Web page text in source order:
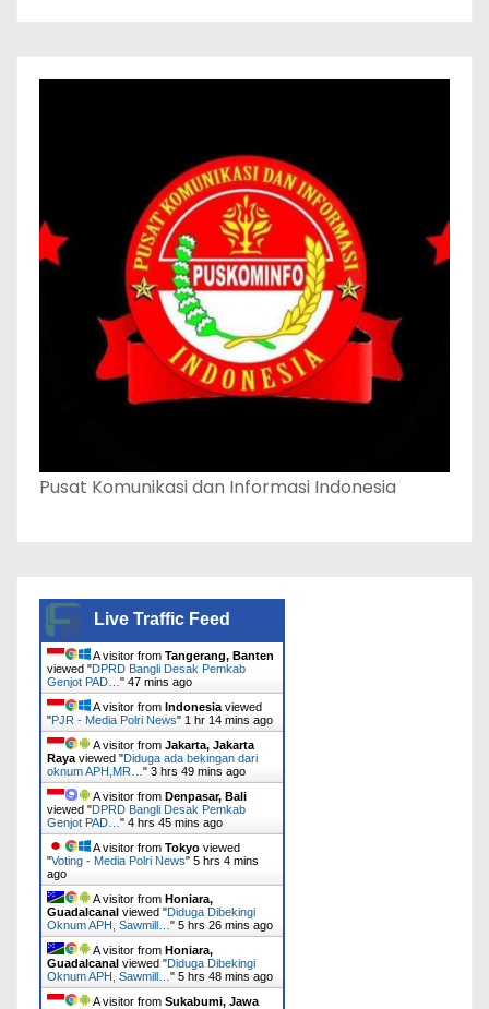
Pusat Komunikasi dan Informasi Indonesia
Live Traffic Feed
A visitor from Tangerang, Banten
viewed "DPRD Bangli Desak Pemkab
Genjot PAD… " 47 mins ago
A visitor from Indonesia viewed
"PJR - Media Polri News" 1 hr 14 mins ago
A visitor from Jakarta, Jakarta
Raya viewed "Diduga ada bekingan dari
oknum APH,MR… " 3 hrs 49 mins ago
A visitor from Denpasar, Bali
viewed "DPRD Bangli Desak Pemkab
Genjot PAD… " 4 hrs 45 mins ago
A visitor from Tokyo viewed
"Voting - Media Polri News" 5 hrs 4 mins
ago
A visitor from Honiara,
Guadalcanal viewed "Diduga Dibekingi
Oknum APH, Sawmill… " 5 hrs 26 mins ago
A visitor from Honiara,
Guadalcanal viewed "Diduga Dibekingi
Oknum APH, Sawmill… " 5 hrs 48 mins ago
A visitor from Sukabumi, Jawa